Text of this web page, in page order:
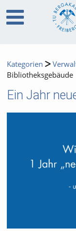
Kategorien
Bibliotheksgebäude
Ein Jahr